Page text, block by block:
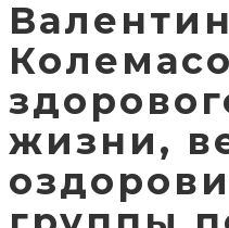
жизни,